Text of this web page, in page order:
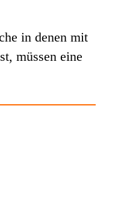
in denen mit
müssen eine